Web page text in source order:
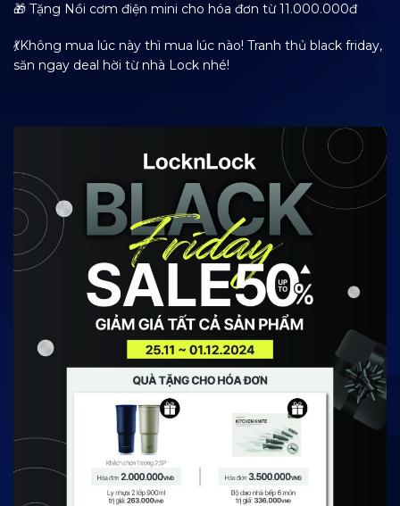
🎁 Tặng Nồi cơm điện mini cho hóa đơn từ 11.000.000đ
💃Không mua lúc này thì mua lúc nào! Tranh thủ black friday,
săn ngay deal hời từ nhà Lock nhé!